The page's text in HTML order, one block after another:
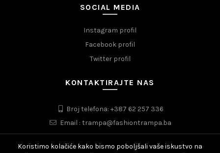
SOCIAL MEDIA
Instagram profil
Facebook profil
Twitter profil
KONTAKTIRAJTE NAS
Broj telefona: +387 62 257 336
Email : trampa@fashiontrampa.ba
Koristimo kolačiće kako bismo poboljšali vaše iskustvo na